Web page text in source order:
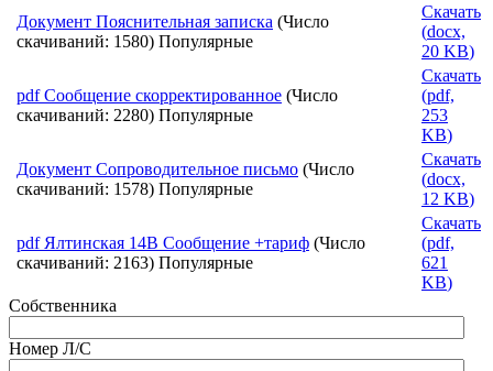
Документ Пояснительная записка (Число
скачиваний: 1580) Популярные
Скачать
(docx,
20 KB)
pdf Сообщение скорректированное (Число
скачиваний: 2280) Популярные
Скачать
(pdf,
253
KB)
Документ Сопроводительное письмо (Число
скачиваний: 1578) Популярные
Скачать
(docx,
12 KB)
pdf Ялтинская 14В Сообщение +тариф (Число
скачиваний: 2163) Популярные
Скачать
(pdf,
621
KB)
Собственника
Номер Л/С